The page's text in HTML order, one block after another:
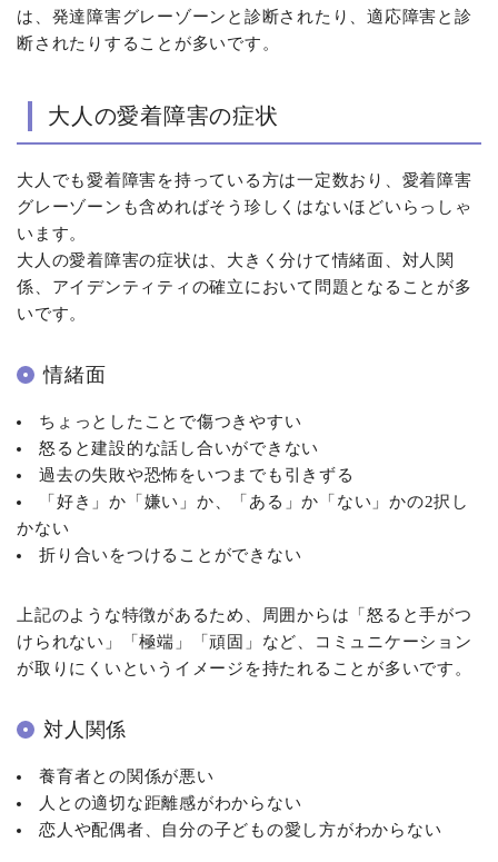
は、発達障害グレーゾーンと診断されたり、適応障害と診
断されたりすることが多いです。
大人の愛着障害の症状
大人でも愛着障害を持っている方は一定数おり、愛着障害
グレーゾーンも含めればそう珍しくはないほどいらっしゃ
います。
大人の愛着障害の症状は、大きく分けて情緒面、対人関
係、アイデンティティの確立において問題となることが多
いです。
情緒面
ちょっとしたことで傷つきやすい
怒ると建設的な話し合いができない
過去の失敗や恐怖をいつまでも引きずる
「好き」か「嫌い」か、「ある」か「ない」かの2択し
かない
折り合いをつけることができない
上記のような特徴があるため、周囲からは「怒ると手がつ
けられない」「極端」「頑固」など、コミュニケーション
が取りにくいというイメージを持たれることが多いです。
対人関係
養育者との関係が悪い
人との適切な距離感がわからない
恋人や配偶者、自分の子どもの愛し方がわからない